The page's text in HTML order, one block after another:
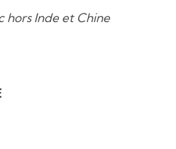
hors Inde et Chine